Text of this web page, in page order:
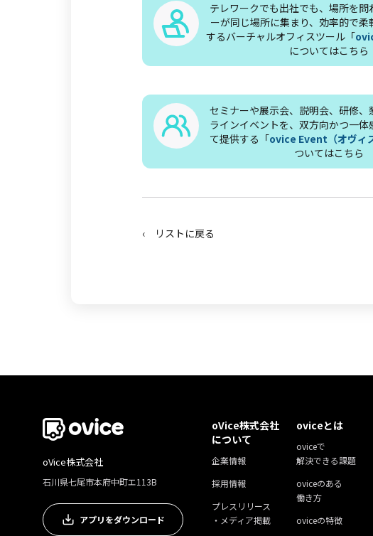
テレワークでも出社でも、場所を
ーが同じ場所に集まり、効率的で
するバーチャルオフィスツール「
についてはこちら
セミナーや展示会、説明会、研修、
ラインイベントを、双方向かつ一体
て提供する「ovice Event（オヴィ
ついてはこちら
‹ リストに戻る
oVice株式会社
石川県七尾市本府中町エ113B
アプリをダウンロード
oVice株式会社
について
企業情報
採用情報
プレスリリース
・メディア掲載
oviceとは
oviceで
解決できる課題
oviceのある
働き方
oviceの特徴